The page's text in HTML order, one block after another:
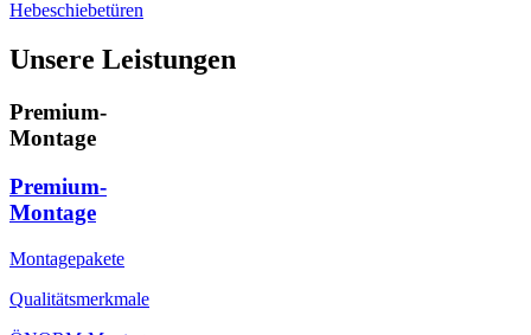
Hebeschiebetüren
Unsere Leistungen
Premium-
Montage
Premium-
Montage
Montagepakete
Qualitätsmerkmale